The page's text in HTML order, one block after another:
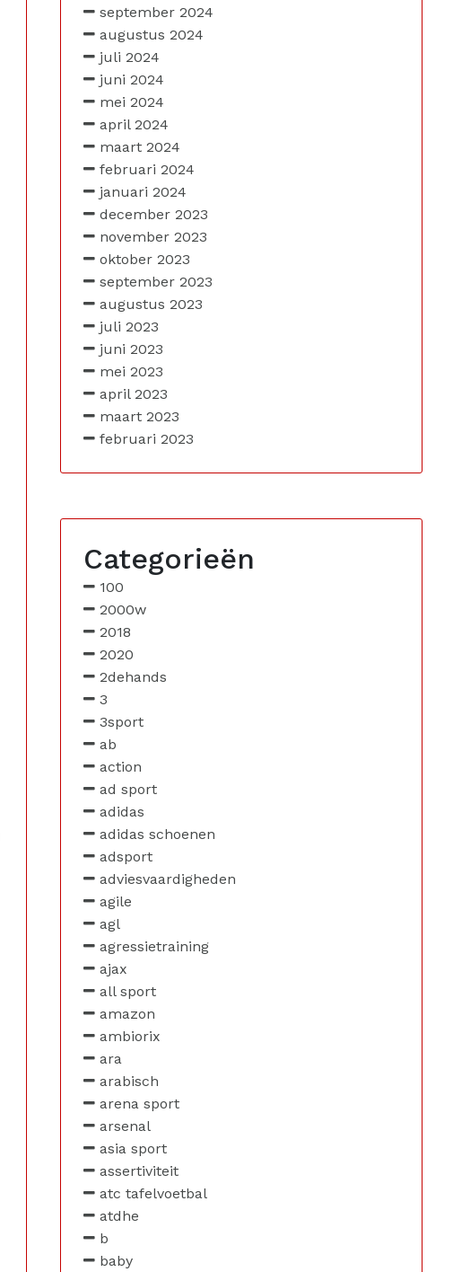
september 2024
augustus 2024
juli 2024
juni 2024
mei 2024
april 2024
maart 2024
februari 2024
januari 2024
december 2023
november 2023
oktober 2023
september 2023
augustus 2023
juli 2023
juni 2023
mei 2023
april 2023
maart 2023
februari 2023
Categorieën
100
2000w
2018
2020
2dehands
3
3sport
ab
action
ad sport
adidas
adidas schoenen
adsport
adviesvaardigheden
agile
agl
agressietraining
ajax
all sport
amazon
ambiorix
ara
arabisch
arena sport
arsenal
asia sport
assertiviteit
atc tafelvoetbal
atdhe
b
baby